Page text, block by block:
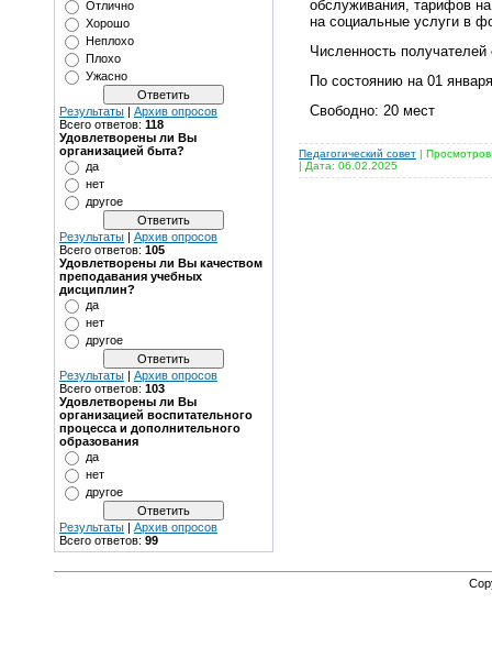
Отлично
Хорошо
Неплохо
Плохо
Ужасно
Результаты | Архив опросов
Всего ответов: 118
Удовлетворены ли Вы
организацией быта?
да
нет
другое
Результаты | Архив опросов
Всего ответов: 105
Удовлетворены ли Вы качеством
преподавания учебных
дисциплин?
да
нет
другое
Результаты | Архив опросов
Всего ответов: 103
Удовлетворены ли Вы
организацией воспитательного
процесса и дополнительного
образования
да
нет
другое
Результаты | Архив опросов
Всего ответов: 99
обслуживания, тарифов
на социальные услуги в
Численность
По состоянию на 01
Свободно: 20 мест
Педагогический совет |
| Дата: 06.02.2025